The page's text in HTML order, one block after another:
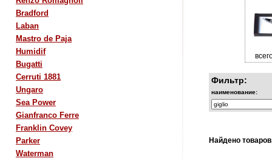
Bradford
Laban
Mastro de Paja
Humidif
Bugatti
Cerruti 1881
Ungaro
Sea Power
Gianfranco Ferre
Franklin Covey
Parker
Waterman
Фильтр:
наименование:
Найдено